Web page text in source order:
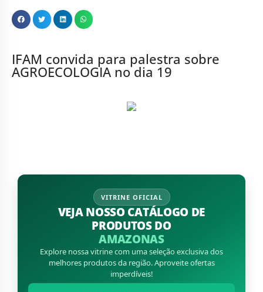
IFAM convida para palestra sobre
AGROECOLOGIA no dia 19
VITRINE OFICIAL
VEJA NOSSO CATÁLOGO DE
PRODUTOS DO
AMAZONAS
Explore nossa vitrine com uma seleção exclusiva dos
melhores produtos da região. Aproveite ofertas
imperdíveis!